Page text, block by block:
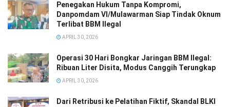
Penegakan Hukum Tanpa Kompromi,
Danpomdam VI/Mulawarman Siap Tindak Oknum
Terlibat BBM Ilegal
APRIL 30, 2026
Operasi 30 Hari Bongkar Jaringan BBM Ilegal:
Ribuan Liter Disita, Modus Canggih Terungkap
APRIL 30, 2026
Dari Retribusi ke Pelatihan Fiktif, Skandal BLKI